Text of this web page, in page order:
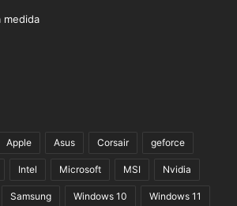
medida
Apple Asus Corsair geforce
Intel Microsoft MSI Nvidia
Samsung Windows 10 Windows 11